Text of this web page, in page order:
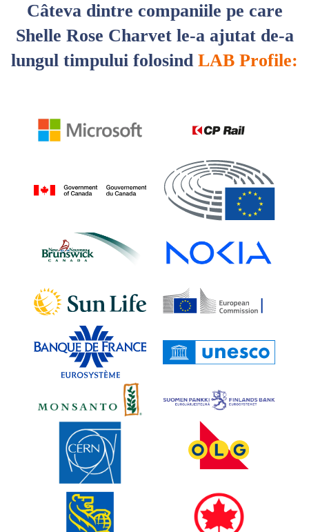
Câteva dintre companiile pe care
Shelle Rose Charvet le-a ajutat de-a
lungul timpului folosind LAB Profile: